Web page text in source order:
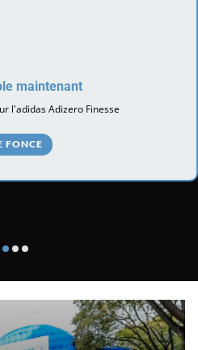
maintenant
l'adidas Adizero Finesse
FONCE